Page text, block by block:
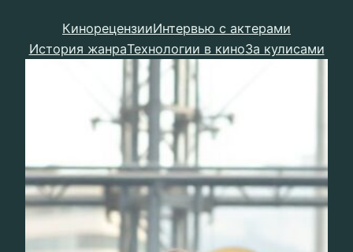
КинорецензииИнтервью с актерами
История жанраТехнологии в киноЗа кулисами